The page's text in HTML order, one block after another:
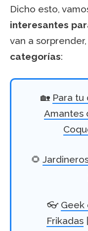
Dicho esto,
interesantes
van a
categorías:
🏡 Para tu
Amantes
🌻
👓 Geek
Frikadas